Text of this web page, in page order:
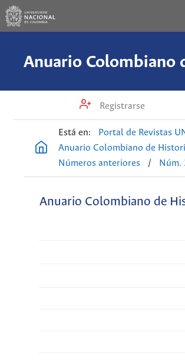
Registrarse
Está en: Portal de Revistas
Anuario Colombiano de
Números anteriores
/ Núm.
Anuario Colombiano de